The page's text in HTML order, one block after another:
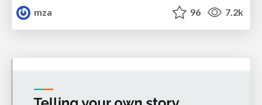
mza
96 7.2k